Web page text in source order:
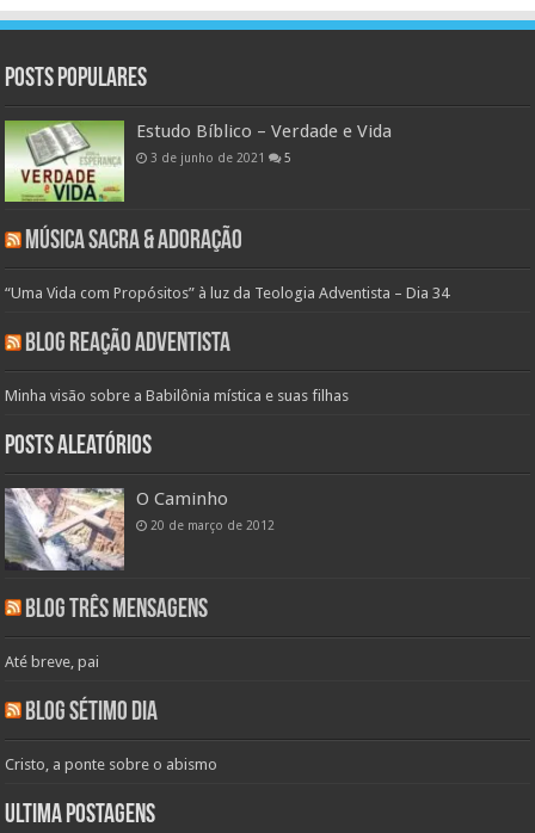
Posts populares
Estudo Bíblico – Verdade e Vida
3 de junho de 2021 5
Música Sacra & Adoração
“Uma Vida com Propósitos” à luz da Teologia Adventista – Dia 34
Blog Reação Adventista
Minha visão sobre a Babilônia mística e suas filhas
Posts aleatórios
O Caminho
20 de março de 2012
Blog Três Mensagens
Até breve, pai
Blog Sétimo Dia
Cristo, a ponte sobre o abismo
Ultima Postagens